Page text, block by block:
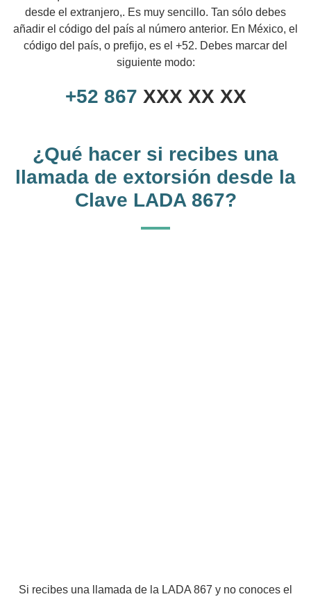
desde el extranjero,. Es muy sencillo. Tan sólo debes
añadir el código del país al número anterior. En México, el
código del país, o prefijo, es el +52. Debes marcar del
siguiente modo:
+52 867 XXX XX XX
¿Qué hacer si recibes una
llamada de extorsión desde la
Clave LADA 867?
Si recibes una llamada de la LADA 867 y no conoces el